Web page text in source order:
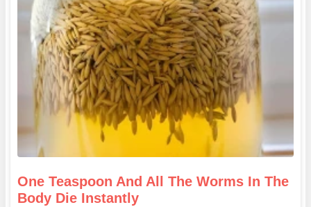
One Teaspoon And All The Worms In The
Body Die Instantly